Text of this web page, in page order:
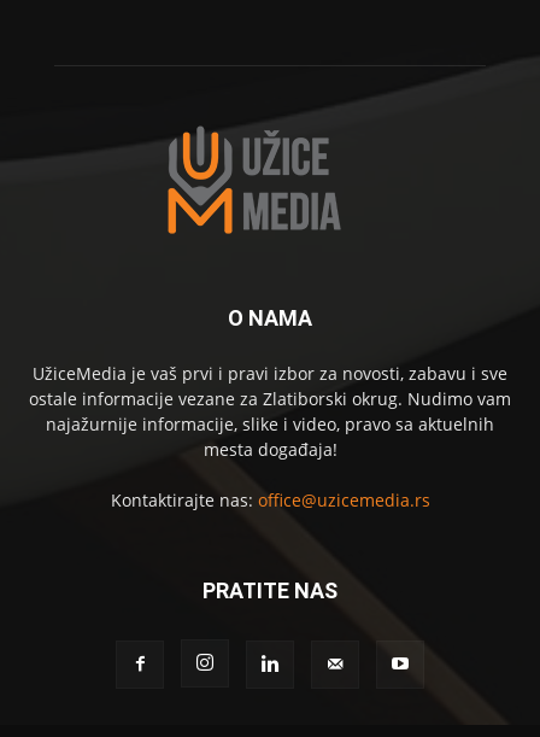
O NAMA
UžiceMedia je vaš prvi i pravi izbor za novosti, zabavu i sve
ostale informacije vezane za Zlatiborski okrug. Nudimo vam
najažurnije informacije, slike i video, pravo sa aktuelnih
mesta događaja!
Kontaktirajte nas: office@uzicemedia.rs
PRATITE NAS